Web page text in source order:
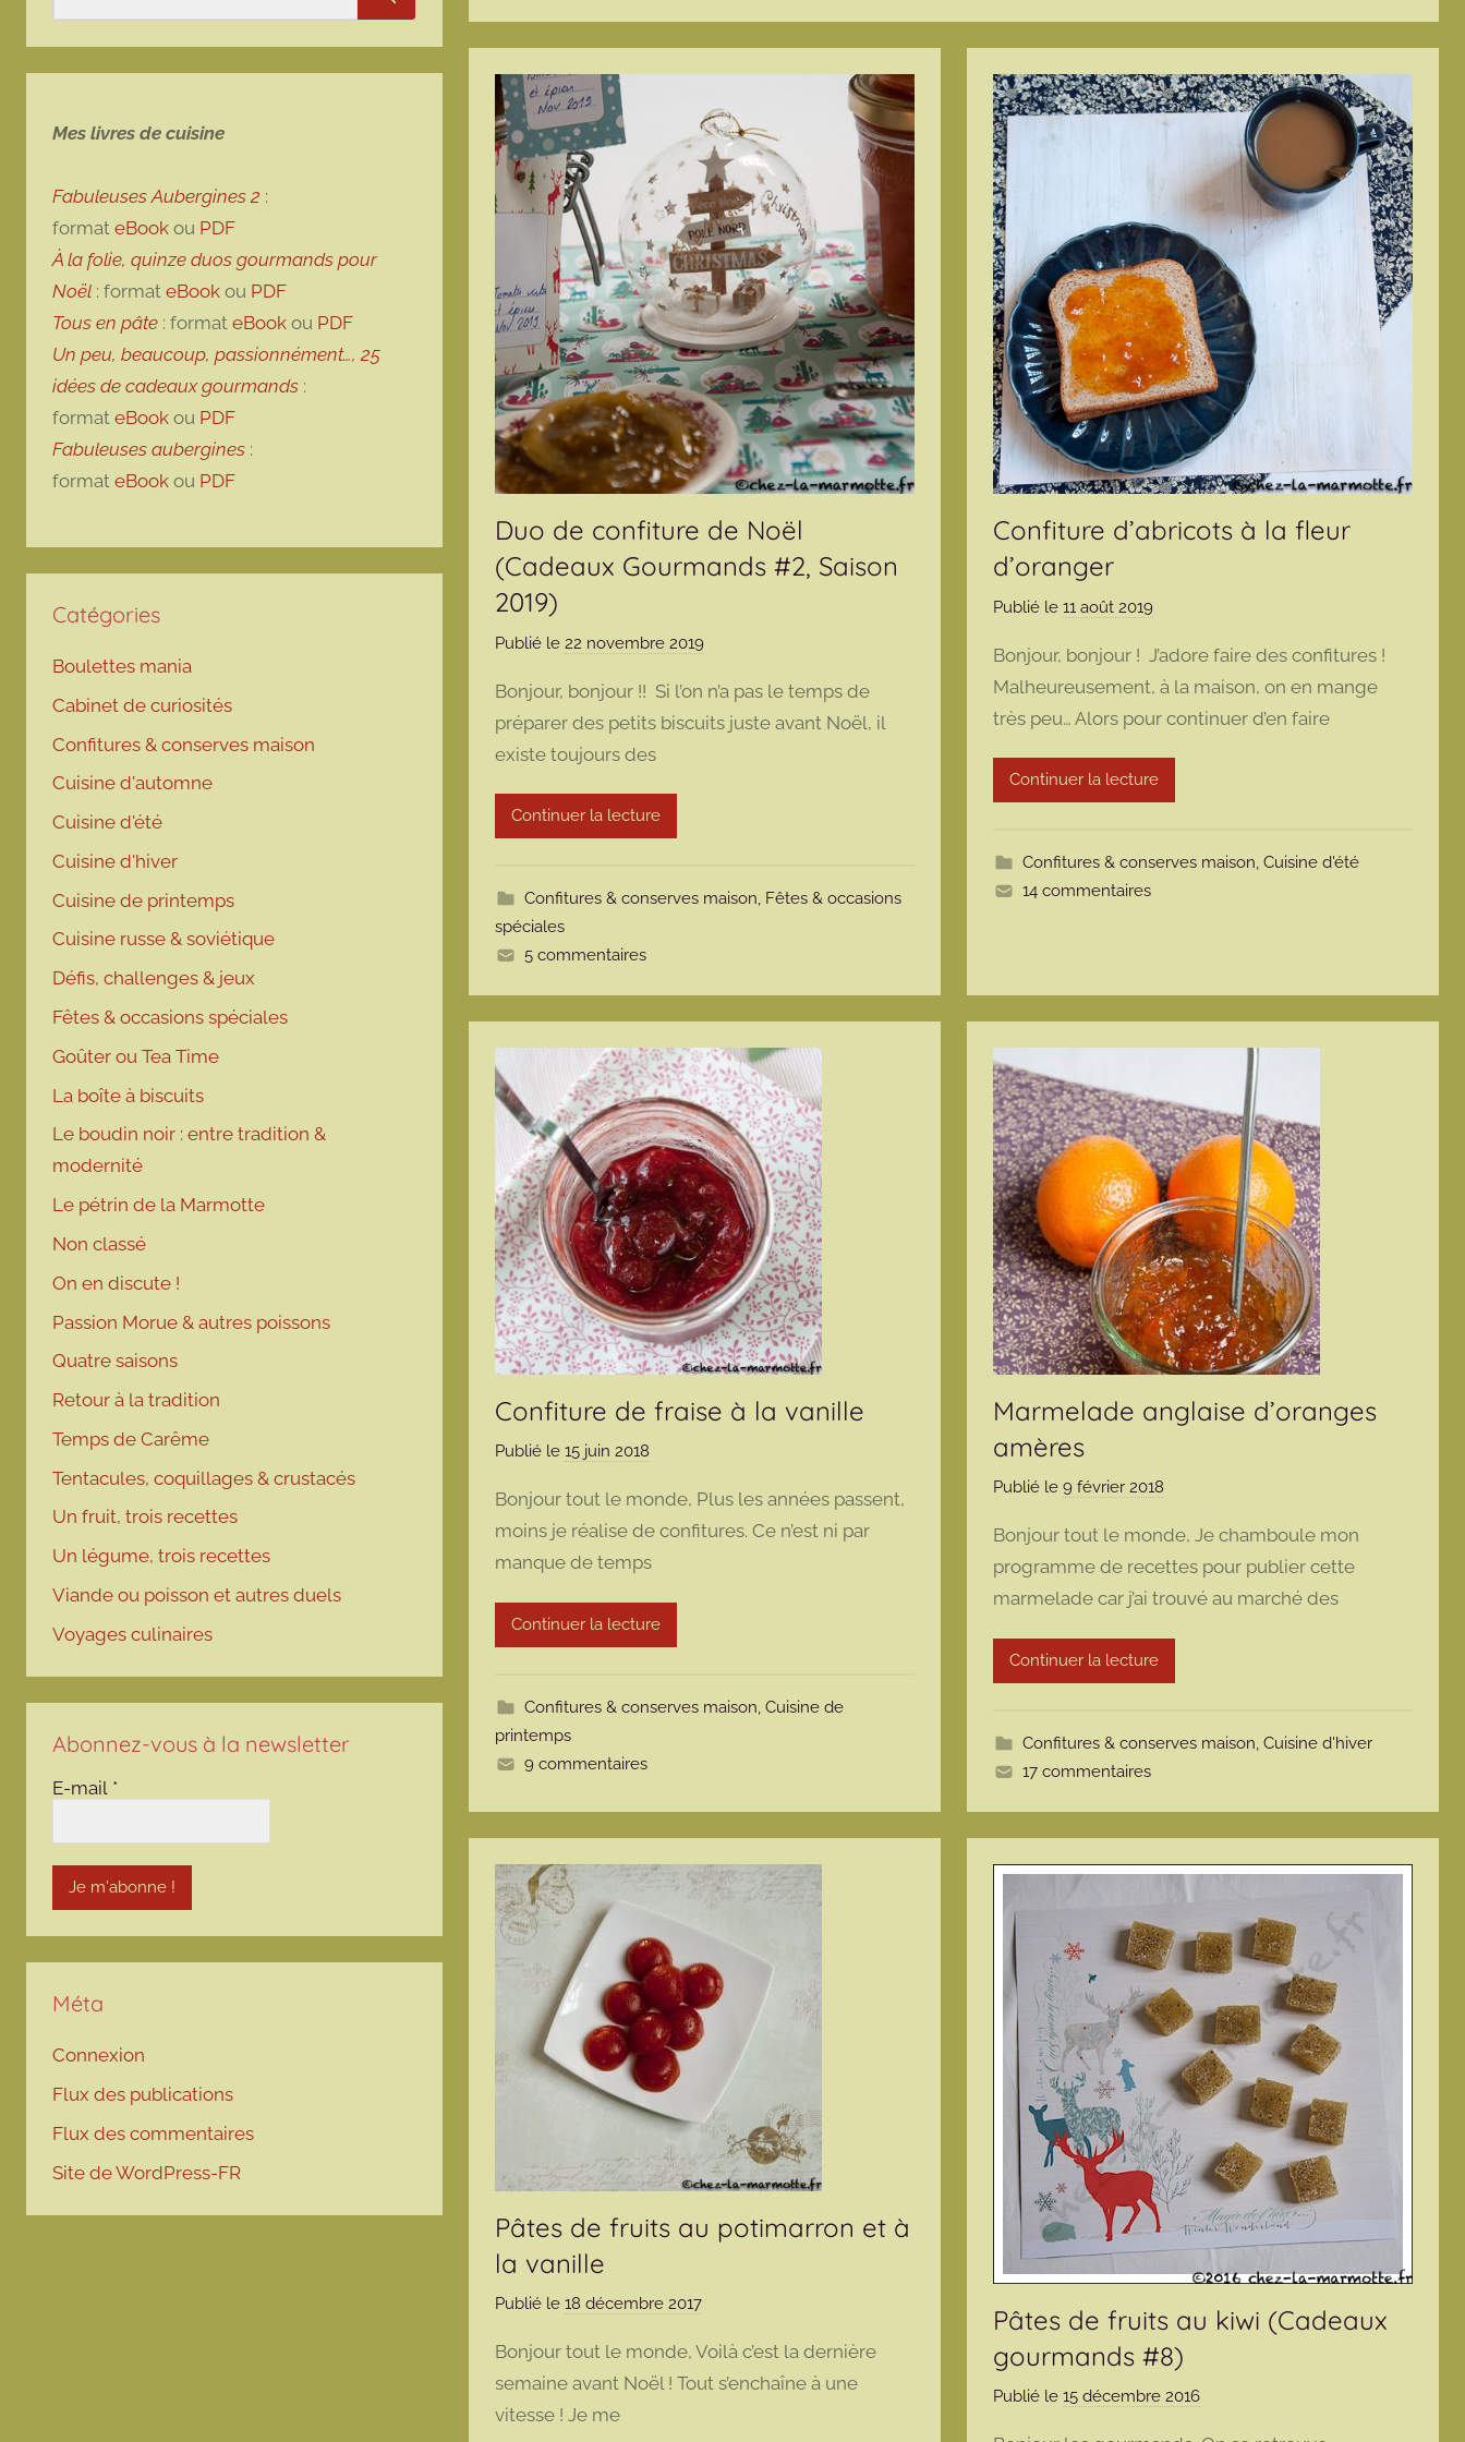
Duo de confiture de Noël
(Cadeaux Gourmands #2, Saison
2019)
Publié le 22 novembre 2019p
r
m
t
Bonjour, bonjour !! Si l’on n’a pas le temps de
préparer des petits biscuits juste avant Noël, il
existe toujours des
Continuer la lecture
Confitures & conserves maison, Fêtes & occasions
spéciales
5 commentaires
Confiture d’abricots à la fleur
d’oranger
Publié le 11 août 2019p
r
m
a
m
o
t
Bonjour, bonjour ! J’adore faire des confitures !
Malheureusement, à la maison, on en mange
très peu… Alors pour continuer d’en faire
Continuer la lecture
Confitures & conserves maison,Cuisine d'été
14 commentaires
Confiture de fraise à la vanille
Publié le 15 juin 2018
r
m
a
m
o
t
Bonjour tout le monde, Plus les années passent,
moins je réalise de confitures. Ce n’est ni par
manque de temps
Continuer la lecture
Confitures & conserves maison,Cuisine de
printemps
9 commentaires
Marmelade anglaise d’oranges
amères
Publié le 9 février 2018
r
m
a
o
t
Bonjour tout le monde, Je chamboule mon
programme de recettes pour publier cette
marmelade car j’ai trouvé au marché des
Continuer la lecture
Confitures & conserves maison,Cuisine d'hiver
17 commentaires
Pâtes de fruits au potimarron et à
la vanille
Publié le 18 décembre 2017p
r
m
Bonjour tout le monde, Voilà c’est la dernière
semaine avant Noël ! Tout s’enchaîne à une
vitesse ! Je me
Pâtes de fruits au kiwi (Cadeaux
gourmands #8)
Publié le 15 décembre 2016p
Rechercher
Mes livres de cuisine
Fabuleuses Aubergines 2 :
format eBook ou PDF
À la folie, quinze duos gourmands pour
Noël : format eBook ou PDF
Tous en pâte : format eBook ou PDF
Un peu, beaucoup, passionnément…, 25
idées de cadeaux gourmands :
format eBook ou PDF
Fabuleuses aubergines :
format eBook ou PDF
Catégories
Boulettes mania
Cabinet de curiosités
Confitures & conserves maison
Cuisine d'automne
Cuisine d'été
Cuisine d'hiver
Cuisine de printemps
Cuisine russe & soviétique
Défis, challenges & jeux
Fêtes & occasions spéciales
Goûter ou Tea Time
La boîte à biscuits
Le boudin noir : entre tradition &
modernité
Le pétrin de la Marmotte
Non classé
On en discute !
Passion Morue & autres poissons
Quatre saisons
Retour à la tradition
Temps de Carême
Tentacules, coquillages & crustacés
Un fruit, trois recettes
Un légume, trois recettes
Viande ou poisson et autres duels
Voyages culinaires
Abonnez-vous à la newsletter
E-mail *
Méta
Connexion
Flux des publications
Flux des commentaires
Site de WordPress-FR